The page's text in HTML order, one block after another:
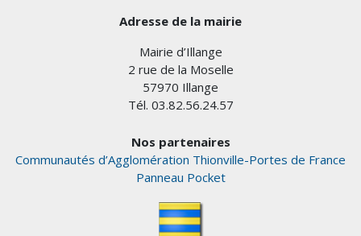
Adresse de la mairie
Mairie d’Illange
2 rue de la Moselle
57970 Illange
Tél. 03.82.56.24.57
Nos partenaires
Communautés d’Agglomération Thionville-Portes de France
Panneau Pocket